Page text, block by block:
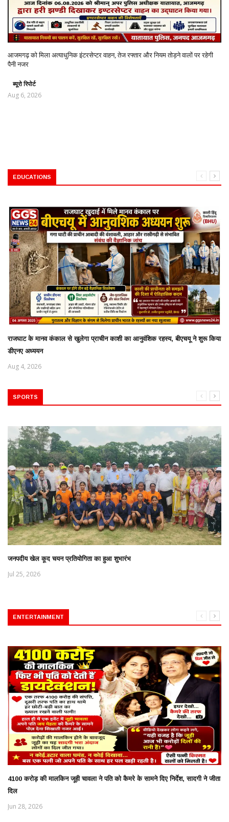
आजमगढ़ को मिला अत्याधुनिक इंटरसेप्टर वाहन, तेज रफ्तार और नियम तोड़ने वालों पर रहेगी
पैनी नजर
ब्यूरो रिपोर्ट
Aug 6, 2026
EDUCATIONS
राजघाट के मानव कंकाल से खुलेगा प्राचीन काशी का आनुवंशिक रहस्य, बीएचयू ने शुरू किया
डीएनए अध्ययन
Aug 4, 2026
SPORTS
जनपदीय खेल कूद चयन प्रतियोगिता का हुआ शुभारंभ
Jul 25, 2026
ENTERTAINMENT
4100 करोड़ की मालकिन जूही चावला ने पति को कैमरे के सामने दिए निर्देश, सादगी ने जीता
दिल
Jun 28, 2026